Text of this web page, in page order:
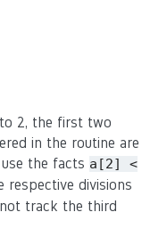
2, the first two
in the routine are
the facts a[2] <
divisions
track the third